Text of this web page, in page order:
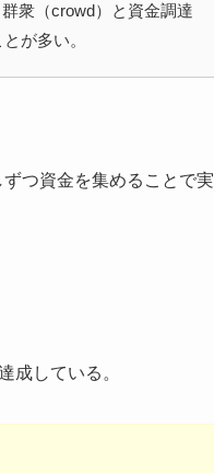
衆（crowd）と資金調達
が多い。
つ資金を集めることで実
成している。